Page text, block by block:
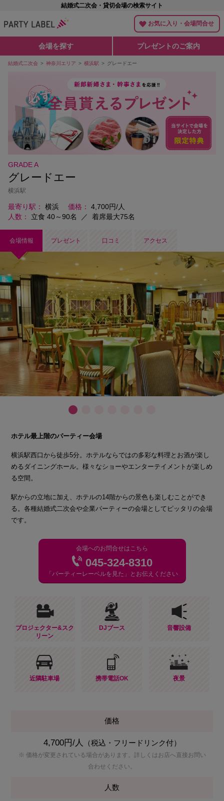
結婚式二次会・貸切会場の検索サイト
お気に入り・会場問合せ
会場を探す プレゼントのご案内
結婚式二次会 神奈川エリア 横浜駅 グレードエー
GRADE A
グレードエー
横浜駅
最寄り駅 横浜 価格
4,700円/人
人数
立食 40～90名 ／ 着席最大75名
会場情報 プレゼント 口コミ アクセス
ホテル最上階のパーティー会場
横浜駅西口から徒歩5分。ホテルならではの多彩な料理とお酒が楽し
めるダイニングホール。様々なショーやエンターテイメントが楽しめ
る空間。
駅からの立地に加え、ホテルの14階からの景色も楽しむことができ
る。各種結婚式二次会や企業パーティーの会場としてピッタリの会場
です。
会場へのお問合せはこちら
045-324-8310
「パーティーレーベルを見た」とお伝えください
プロジェクター&スク
リーン
DJブース 音響設備
近隣駐車場 携帯電話OK 夜景
価格
4,700円/人 （税込・フリードリンク付）
※ 価格が変更されている場合があります。詳しくはお店へ直接お問い
合わせください。
人数